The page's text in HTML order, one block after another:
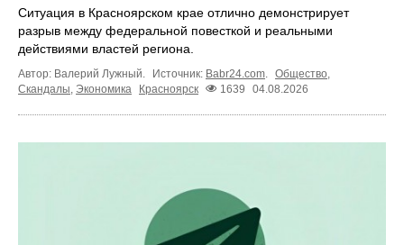
Ситуация в Красноярском крае отлично демонстрирует
разрыв между федеральной повесткой и реальными
действиями властей региона.
Автор: Валерий Лужный. Источник: Babr24.com. Общество,
Скандалы, Экономика Красноярск 1639 04.08.2026